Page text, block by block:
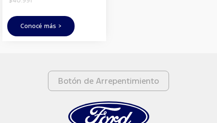
Conocé más >
Botón de Arrepentimiento